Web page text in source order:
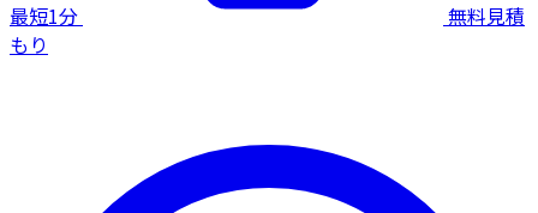
最短1分
無料見積
もり